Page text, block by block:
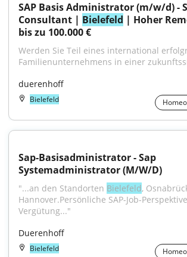
SAP Basis Administrator (m/w/d) -
Consultant | Bielefeld | Hoher
bis zu 100.000 €
Werden Sie Teil eines international
Familienunternehmens in einer
duerenhoff
Bielefeld
Sap-Basisadministrator - Sap
Systemadministrator (M/W/D)
"...an den Standorten Bielefeld,
Hannover.Persönliche SAP-Job-
Vergütung..."
Duerenhoff
Bielefeld